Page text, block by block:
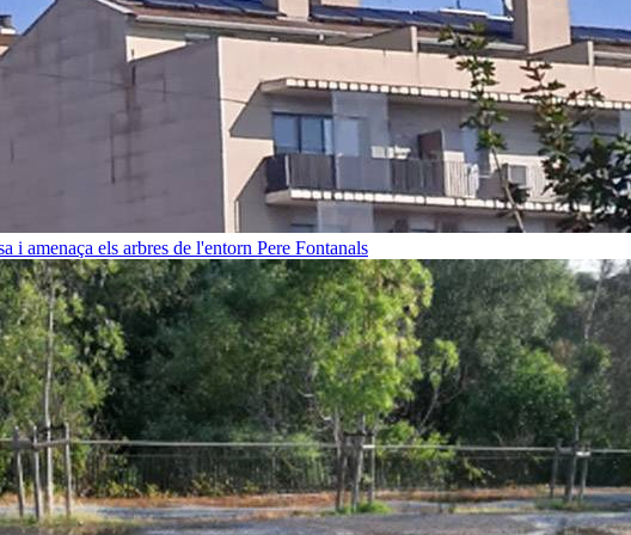
i amenaça els arbres de l'entorn Pere Fontanals